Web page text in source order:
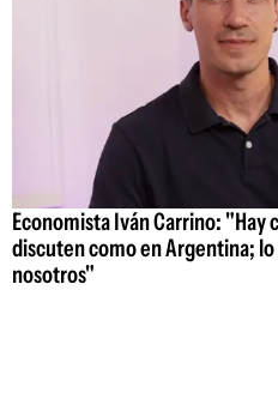
Economista Iván Carrino: "Hay
discuten como en Argentina;
nosotros"